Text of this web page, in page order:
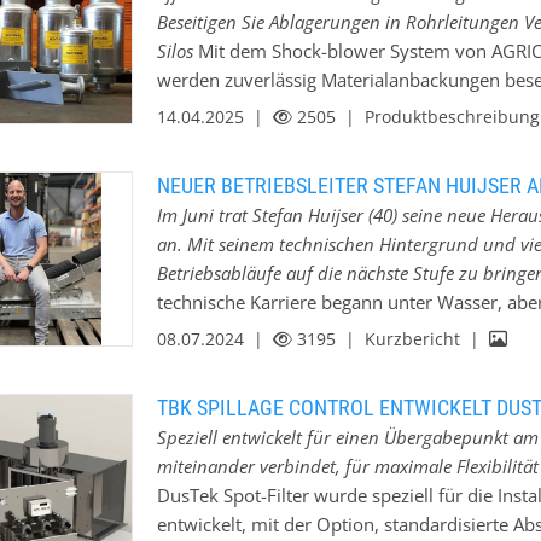
Partners (DCP) ausgestattet. „In der
Bereich ohne Atemschutz zu betreten. Jetzt
direkt in den Produktstrom zurückgeführt“,
Einzigartiges Projekt mit begrenztem
Beseitigen Sie Ablagerungen in Rohrleitungen
Silos Mit dem Shock-blower System von
werden zuverlässig Materialanbackungen
Shock-blower System ermöglicht individuelle
Lösen mit Luftdruck; Shock-blower
Inertgas) und entspannen diese bei Bedarf
Technik der Shock-blower Luftstoßgeräte
Betriebsbedingungen angepasst. Shock-
Druckluft oder Inertgas und einer
nach EURO-Norm gefertigt und ist innen und
14.04.2025 | 2505 |
NEUER BETRIEBSLEITER STEFAN HUIJSER
Im Juni trat Stefan Huijser (40) seine neue
an. Mit seinem technischen Hintergrund und
Betriebsabläufe auf die nächste Stufe zu
technische Karriere begann unter Wasser,
Schüttgutförderung und der industriellen
sehr gut. Auch meine früheren Jobs waren
Herausforderung zu spüren. Ich habe zum
gearbeitet, das sich mit der Gasdetektion in
von Abgasen und der Steuerung von
Jahre lang als Maschinist auf einem U-Boot.
08.07.2024 | 3195 | Kurzbericht |
TBK SPILLAGE CONTROL ENTWICKELT
Speziell entwickelt für einen Übergabepunkt
miteinander verbindet, für maximale
DusTek Spot-Filter wurde speziell für die
entwickelt, mit der Option, standardisierte